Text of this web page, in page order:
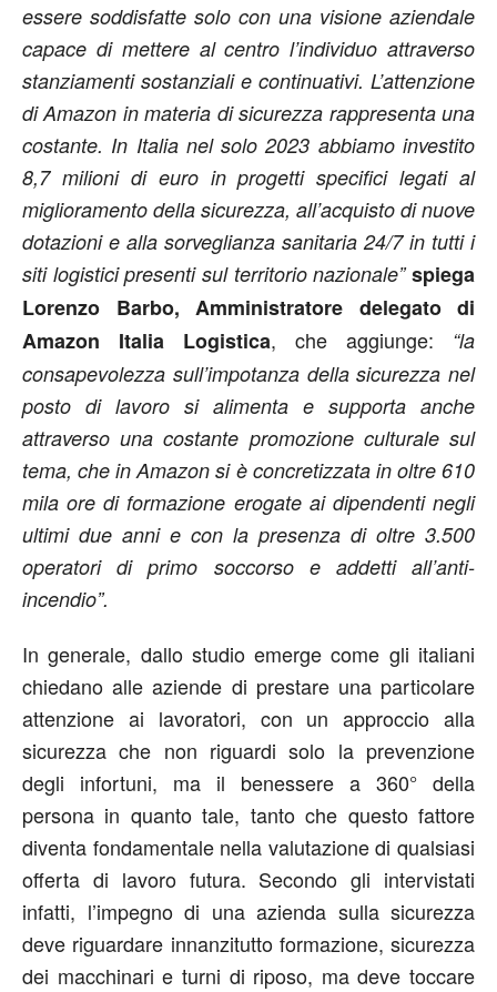
essere soddisfatte solo con una visione aziendale
capace di mettere al centro l’individuo attraverso
stanziamenti sostanziali e continuativi. L’attenzione
di Amazon in materia di sicurezza rappresenta una
costante. In Italia nel solo 2023 abbiamo investito
8,7 milioni di euro in progetti specifici legati al
miglioramento della sicurezza, all’acquisto di nuove
dotazioni e alla sorveglianza sanitaria 24/7 in tutti i
siti logistici presenti sul territorio nazionale” spiega
Lorenzo Barbo, Amministratore delegato di
Amazon Italia Logistica, che aggiunge: “la
consapevolezza sull’impotanza della sicurezza nel
posto di lavoro si alimenta e supporta anche
attraverso una costante promozione culturale sul
tema, che in Amazon si è concretizzata in oltre 610
mila ore di formazione erogate ai dipendenti negli
ultimi due anni e con la presenza di oltre 3.500
operatori di primo soccorso e addetti all’anti-
incendio”.
In generale, dallo studio emerge come gli italiani
chiedano alle aziende di prestare una particolare
attenzione ai lavoratori, con un approccio alla
sicurezza che non riguardi solo la prevenzione
degli infortuni, ma il benessere a 360° della
persona in quanto tale, tanto che questo fattore
diventa fondamentale nella valutazione di qualsiasi
offerta di lavoro futura. Secondo gli intervistati
infatti, l’impegno di una azienda sulla sicurezza
deve riguardare innanzitutto formazione, sicurezza
dei macchinari e turni di riposo, ma deve toccare